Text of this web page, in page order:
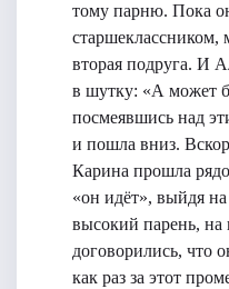
тому парню. Пока
вторая подруга. И
в шутку: «А может
посмеявшись над
и пошла вниз.
Карина прошла
«он идёт», выйдя
высокий парень,
договорились, что
как раз за этот